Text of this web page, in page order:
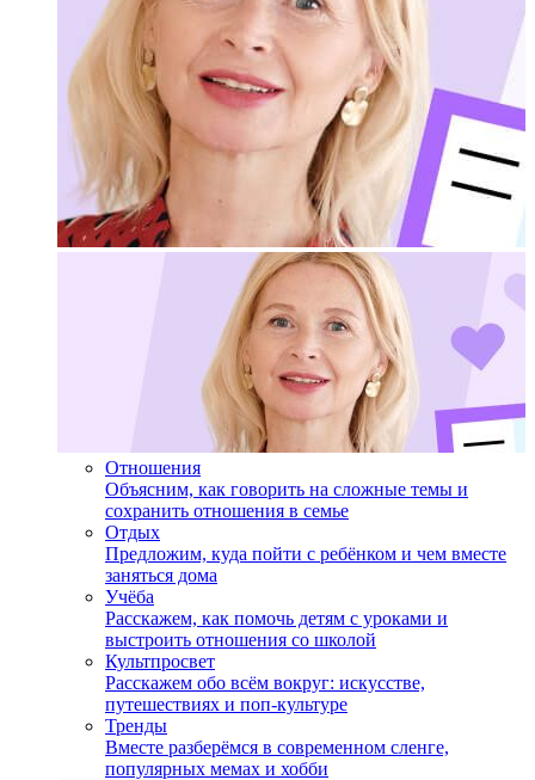
Отношения
Объясним, как говорить на сложные темы и
сохранить отношения в семье
Отдых
Предложим, куда пойти с ребёнком и чем вместе
заняться дома
Учёба
Расскажем, как помочь детям с уроками и
выстроить отношения со школой
Культпросвет
Расскажем обо всём вокруг: искусстве,
путешествиях и поп-культуре
Тренды
Вместе разберёмся в современном сленге,
популярных мемах и хобби